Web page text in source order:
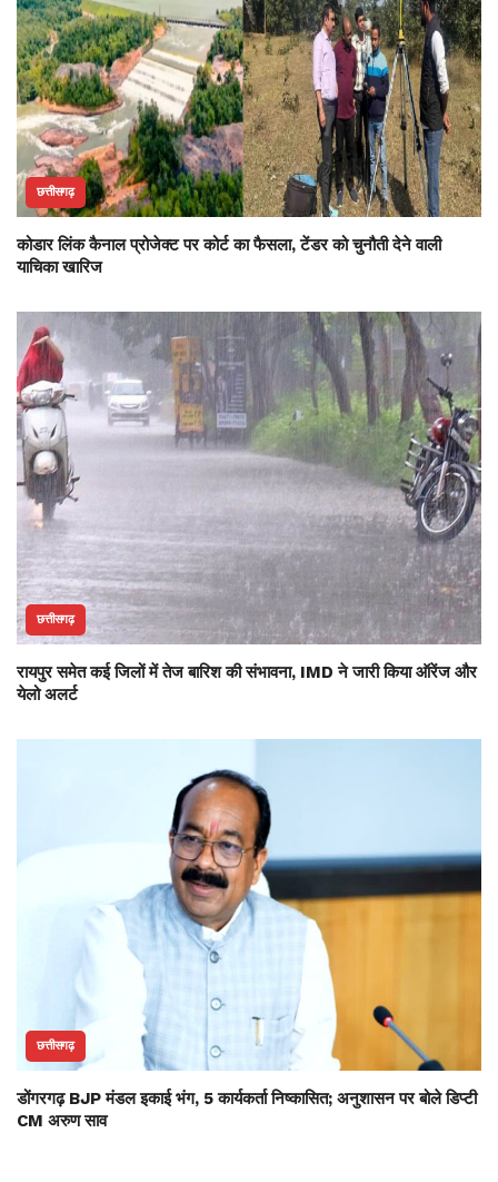
छत्तीसगढ़
कोडार लिंक कैनाल प्रोजेक्ट पर कोर्ट का फैसला, टेंडर को चुनौती देने वाली
याचिका खारिज
छत्तीसगढ़
रायपुर समेत कई जिलों में तेज बारिश की संभावना, IMD ने जारी किया ऑरेंज और
येलो अलर्ट
छत्तीसगढ़
डोंगरगढ़ BJP मंडल इकाई भंग, 5 कार्यकर्ता निष्कासित; अनुशासन पर बोले डिप्टी
CM अरुण साव